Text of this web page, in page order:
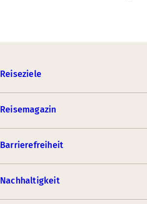
Reiseziele
Reisemagazin
Barrierefreiheit
Nachhaltigkeit